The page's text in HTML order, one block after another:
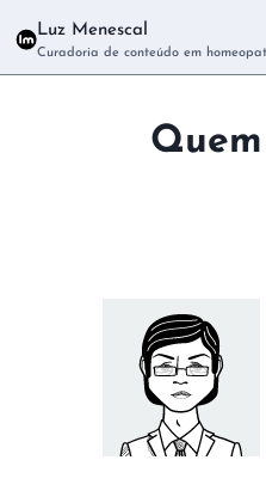
para
o
Luz Menescal
Curadoria de conteúdo em